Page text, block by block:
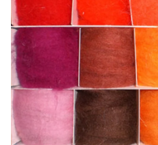
den
Betrieb
der
Seite
notwendig
sind
(funktionale
Cookies),
sowie